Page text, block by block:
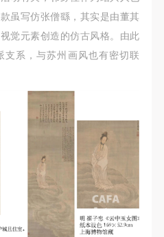
虽写仿张僧繇，其实是由董其
觉元素创造的仿古风格。由此
支系，与苏州画风也有密切联